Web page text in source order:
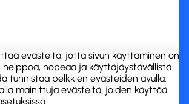
evästeitä, jotta sivun käyttäminen on
nopeaa ja käyttäjäystävällistä.
tunnistaa pelkkien evästeiden avulla.
mainittuja evästeitä, joiden käyttöä